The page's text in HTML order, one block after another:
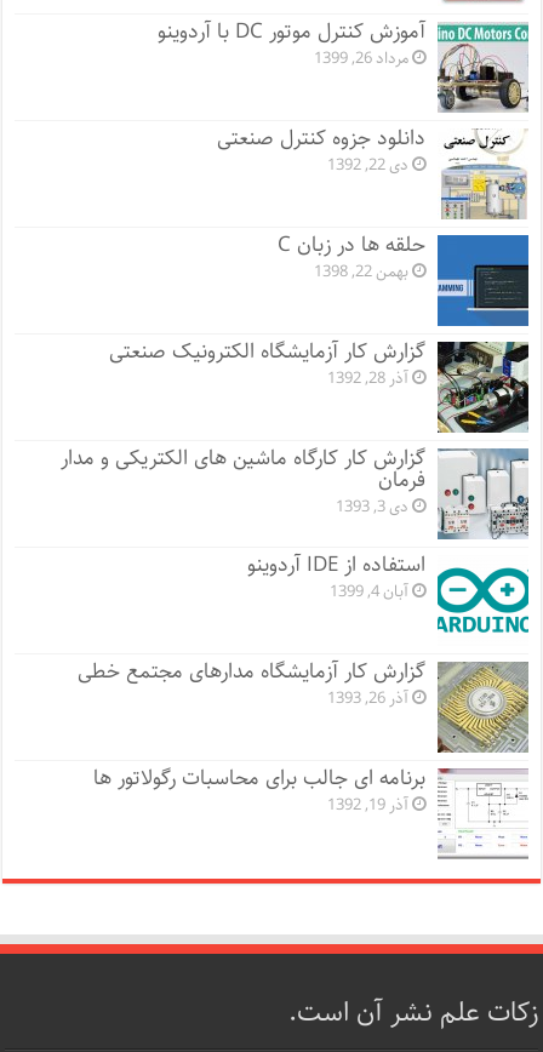
آموزش کنترل موتور DC با آردوینو
مرداد 26, 1399
دانلود جزوه کنترل صنعتی
دی 22, 1392
حلقه ها در زبان C
بهمن 22, 1398
گزارش کار آزمایشگاه الکترونیک صنعتی
آذر 28, 1392
گزارش کار کارگاه ماشین های الکتریکی و مدار
فرمان
دی 3, 1393
استفاده از IDE آردوینو
آبان 4, 1399
گزارش کار آزمایشگاه مدارهای مجتمع خطی
آذر 26, 1393
برنامه ای جالب برای محاسبات رگولاتور ها
آذر 19, 1392
زکات علم نشر آن است.